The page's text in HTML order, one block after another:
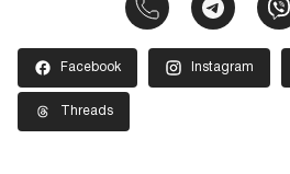
Facebook Instagram
Threads